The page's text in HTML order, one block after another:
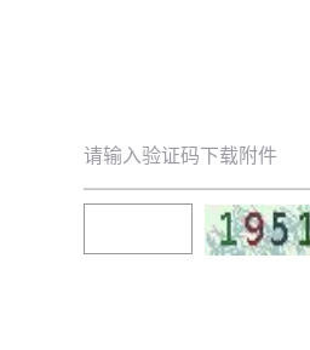
请输入验证码下载附件